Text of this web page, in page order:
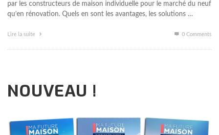
par les constructeurs de maison individuelle pour le marché du neuf
qu’en rénovation. Quels en sont les avantages, les solutions …
Lire la suite 0 Comments
NOUVEAU !